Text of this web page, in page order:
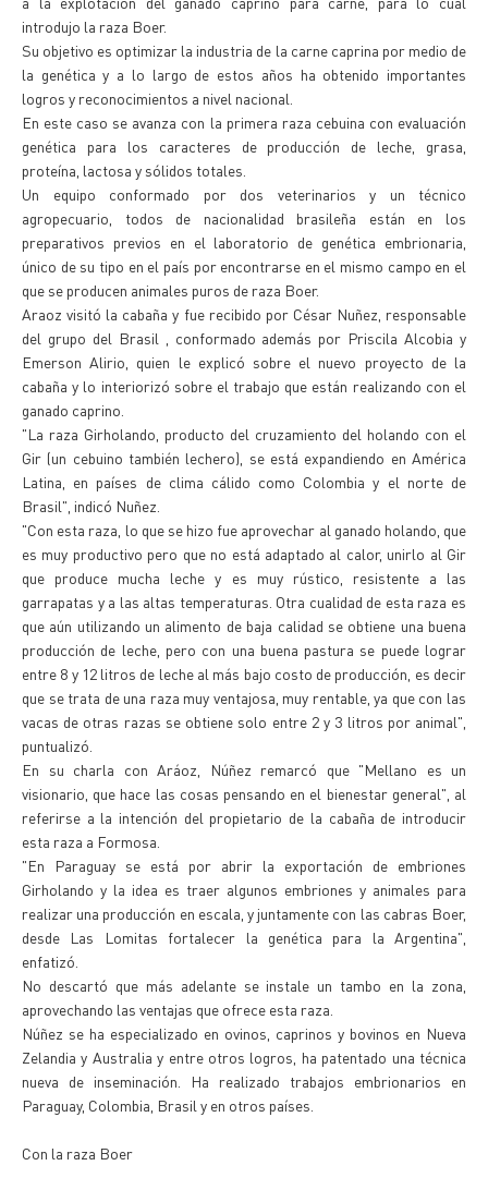
introdujo la raza Boer.
Su objetivo es optimizar la industria de la carne caprina por medio de
la genética y a lo largo de estos años ha obtenido importantes
logros y reconocimientos a nivel nacional.
En este caso se avanza con la primera raza cebuina con evaluación
genética para los caracteres de producción de leche, grasa,
proteína, lactosa y sólidos totales.
Un equipo conformado por dos veterinarios y un técnico
agropecuario, todos de nacionalidad brasileña están en los
preparativos previos en el laboratorio de genética embrionaria,
único de su tipo en el país por encontrarse en el mismo campo en el
que se producen animales puros de raza Boer.
Araoz visitó la cabaña y fue recibido por César Nuñez, responsable
del grupo del Brasil , conformado además por Priscila Alcobia y
Emerson Alirio, quien le explicó sobre el nuevo proyecto de la
cabaña y lo interiorizó sobre el trabajo que están realizando con el
ganado caprino.
"La raza Girholando, producto del cruzamiento del holando con el
Gir (un cebuino también lechero), se está expandiendo en América
Latina, en países de clima cálido como Colombia y el norte de
Brasil", indicó Nuñez.
"Con esta raza, lo que se hizo fue aprovechar al ganado holando, que
es muy productivo pero que no está adaptado al calor, unirlo al Gir
que produce mucha leche y es muy rústico, resistente a las
garrapatas y a las altas temperaturas. Otra cualidad de esta raza es
que aún utilizando un alimento de baja calidad se obtiene una buena
producción de leche, pero con una buena pastura se puede lograr
entre 8 y 12 litros de leche al más bajo costo de producción, es decir
que se trata de una raza muy ventajosa, muy rentable, ya que con las
vacas de otras razas se obtiene solo entre 2 y 3 litros por animal",
puntualizó.
En su charla con Aráoz, Núñez remarcó que "Mellano es un
visionario, que hace las cosas pensando en el bienestar general", al
referirse a la intención del propietario de la cabaña de introducir
esta raza a Formosa.
"En Paraguay se está por abrir la exportación de embriones
Girholando y la idea es traer algunos embriones y animales para
realizar una producción en escala, y juntamente con las cabras Boer,
desde Las Lomitas fortalecer la genética para la Argentina",
enfatizó.
No descartó que más adelante se instale un tambo en la zona,
aprovechando las ventajas que ofrece esta raza.
Núñez se ha especializado en ovinos, caprinos y bovinos en Nueva
Zelandia y Australia y entre otros logros, ha patentado una técnica
nueva de inseminación. Ha realizado trabajos embrionarios en
Paraguay, Colombia, Brasil y en otros países.
Con la raza Boer